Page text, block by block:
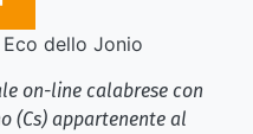
Eco dello Jonio
on-line calabrese con
(Cs) appartenente al